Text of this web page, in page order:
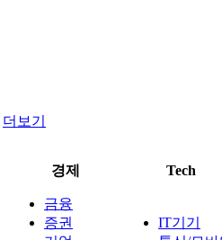
더보기
경제 Tech
금융
증권
IT기기